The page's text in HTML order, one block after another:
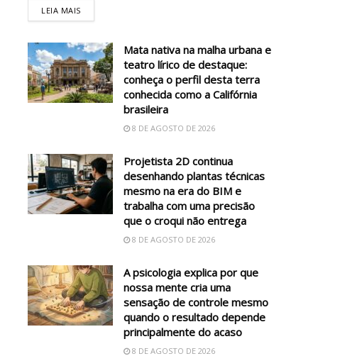
LEIA MAIS
Mata nativa na malha urbana e
teatro lírico de destaque:
conheça o perfil desta terra
conhecida como a Califórnia
brasileira
8 DE AGOSTO DE 2026
Projetista 2D continua
desenhando plantas técnicas
mesmo na era do BIM e
trabalha com uma precisão
que o croqui não entrega
8 DE AGOSTO DE 2026
A psicologia explica por que
nossa mente cria uma
sensação de controle mesmo
quando o resultado depende
principalmente do acaso
8 DE AGOSTO DE 2026